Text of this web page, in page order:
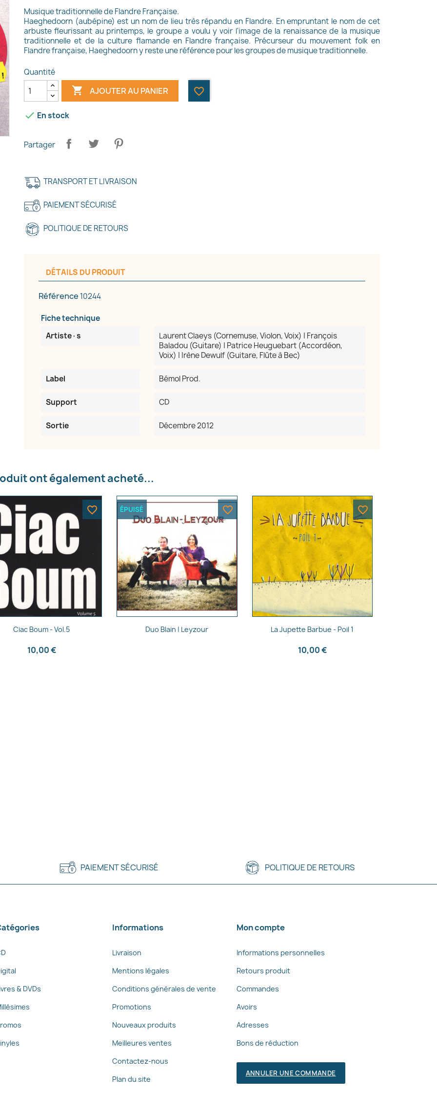
Musique traditionnelle de Flandre Française.
Haeghedoorn (aubépine) est un nom de lieu très répandu en Flandre. En empruntant le nom de cet
arbuste fleurissant au printemps, le groupe a voulu y voir l'image de la renaissance de la musique
traditionnelle et de la culture flamande en Flandre française. Précurseur du mouvement folk en
Flandre française, Haeghedoorn y reste une référence pour les groupes de musique traditionnelle.
Quantité
 AJOUTER AU PANIER favorite_border
 En stock
Partager
TRANSPORT ET LIVRAISON
PAIEMENT SÉCURISÉ
POLITIQUE DE RETOURS
DÉTAILS DU PRODUIT
Référence 10244
Fiche technique
Artiste·s
Laurent Claeys (Cornemuse, Violon, Voix) | François
Baladou (Guitare) | Patrice Heuguebart (Accordéon,
Voix) | Irène Dewulf (Guitare, Flûte à Bec)
Label Bémol Prod.
Support CD
Sortie Décembre 2012
ont également acheté...
Aperçu rapide
Ciac Boum - Vol.5
10,00 €
favorite_border
Aperçu rapide
Duo Blain | Leyzour
ÉPUISÉ favorite_border
Aperçu rapide
La Jupette Barbue - Poil 1
10,00 €
favorite_border
une liste d'envies
Annuler Créer une liste d'envies
PAIEMENT SÉCURISÉ POLITIQUE DE RETOURS
& DVDs
Informations
Livraison
Mentions légales
Conditions générales de vente
Promotions
Nouveaux produits
Meilleures ventes
Contactez-nous
Plan du site
Mon compte
Informations personnelles
Retours produit
Commandes
Avoirs
Adresses
Bons de réduction
ANNULER UNE COMMANDE